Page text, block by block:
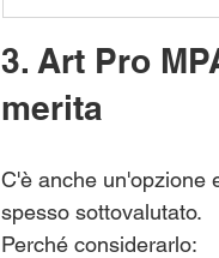
3. Art Pro
merita
C'è anche un'opzione
spesso sottovalutato.
Perché considerarlo: